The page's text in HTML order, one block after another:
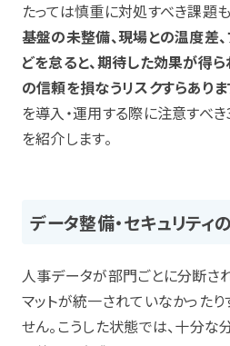
たっては慎重に対処すべき課題も
基盤の未整備、現場との温度差
どを怠ると、期待した効果が得
の信頼を損なうリスクすらありま
を導入・運用する際に注意すべ
を紹介します。
データ整備・セキュリティ
人事データが部門ごとに分断さ
マットが統一されていなかった
せん。こうした状態では、十分